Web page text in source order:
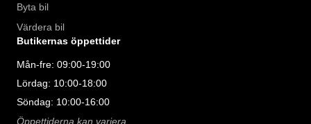
Byta bil
Värdera bil
Butikernas öppettider
Mån-fre: 09:00-19:00
Lördag: 10:00-18:00
Söndag: 10:00-16:00
Öppettiderna kan variera